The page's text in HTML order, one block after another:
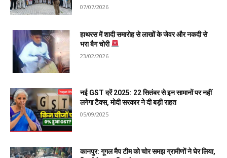
07/07/2026
हाथरस में शादी समारोह से लाखों के जेवर और नकदी से
भरा बैग चोरी
23/02/2026
नई GST दरें 2025: 22 सितंबर से इन सामानों पर नहीं
लगेगा टैक्स, मोदी सरकार ने दी बड़ी राहत
05/09/2025
कानपुर: गूगल मैप टीम को चोर समझ ग्रामीणों ने घेर लिया,